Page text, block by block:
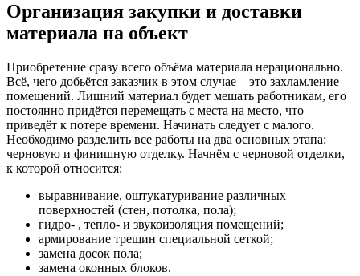
Организация закупки и доставки
материала на объект
Приобретение сразу всего объёма материала нерационально.
Всё, чего добьётся заказчик в этом случае – это захламление
помещений. Лишний материал будет мешать работникам, его
постоянно придётся перемещать с места на место, что
приведёт к потере времени. Начинать следует с малого.
Необходимо разделить все работы на два основных этапа:
черновую и финишную отделку. Начнём с черновой отделки,
к которой относится:
выравнивание, оштукатуривание различных
поверхностей (стен, потолка, пола);
гидро- , тепло- и звукоизоляция помещений;
армирование трещин специальной сеткой;
замена досок пола;
замена оконных блоков.